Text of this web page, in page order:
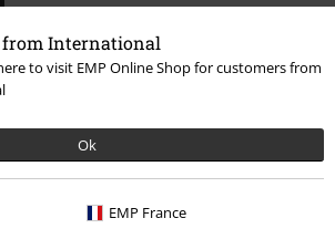
from International
to visit EMP Online Shop for customers from
Ok
EMP France